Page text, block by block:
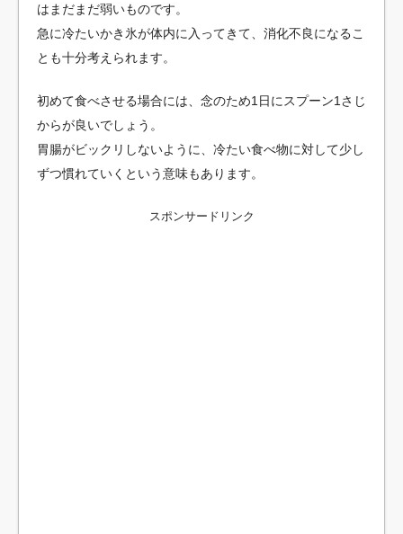
はまだまだ弱いものです。
急に冷たいかき氷が体内に入ってきて、消化不良になるこ
とも十分考えられます。
初めて食べさせる場合には、念のため1日にスプーン1さじ
からが良いでしょう。
胃腸がビックリしないように、冷たい食べ物に対して少し
ずつ慣れていくという意味もあります。
スポンサードリンク